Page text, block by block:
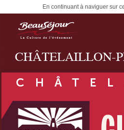
En continuant à naviguer sur